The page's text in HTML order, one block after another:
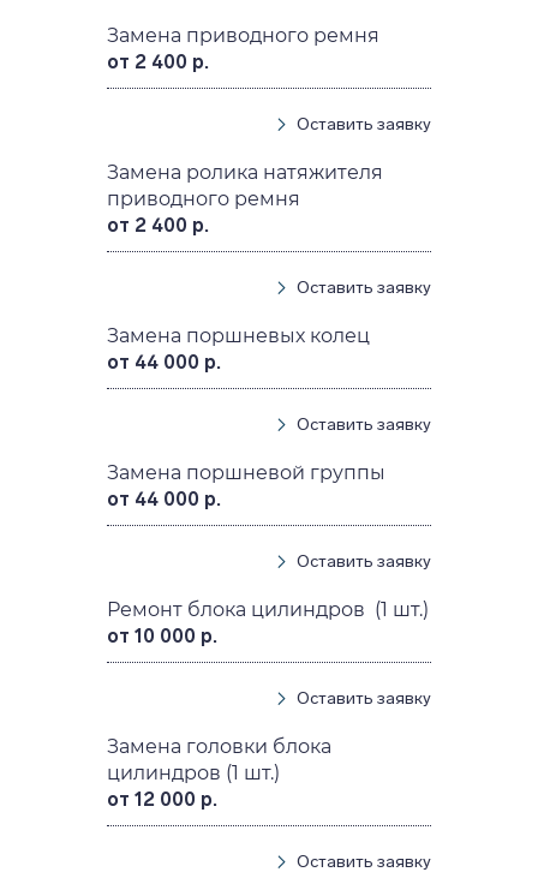
Замена приводного ремня
от 2 400 р.
Оставить заявку
Замена ролика натяжителя
приводного ремня
от 2 400 р.
Оставить заявку
Замена поршневых колец
от 44 000 р.
Оставить заявку
Замена поршневой группы
от 44 000 р.
Оставить заявку
Ремонт блока цилиндров (1 шт.)
от 10 000 р.
Оставить заявку
Замена головки блока
цилиндров (1 шт.)
от 12 000 р.
Оставить заявку